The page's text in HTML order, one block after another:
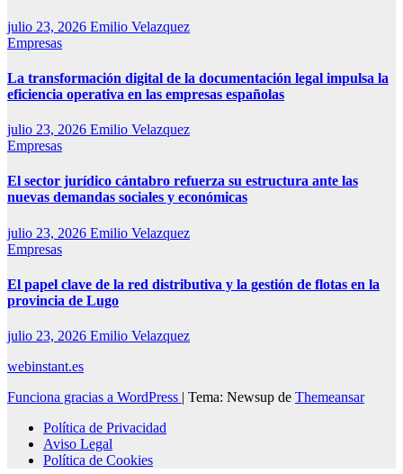
julio 23, 2026 Emilio Velazquez
Empresas
La transformación digital de la documentación legal impulsa la
eficiencia operativa en las empresas españolas
julio 23, 2026 Emilio Velazquez
Empresas
El sector jurídico cántabro refuerza su estructura ante las
nuevas demandas sociales y económicas
julio 23, 2026 Emilio Velazquez
Empresas
El papel clave de la red distributiva y la gestión de flotas en la
provincia de Lugo
julio 23, 2026 Emilio Velazquez
webinstant.es
Funciona gracias a WordPress | Tema: Newsup de Themeansar
Política de Privacidad
Aviso Legal
Política de Cookies